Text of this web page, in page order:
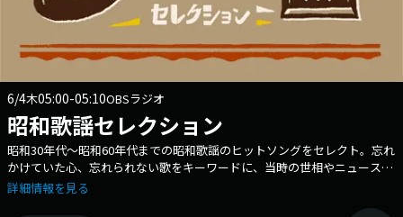
6/4木05:00-05:10OBSラジオ
昭和歌謡セレクション
昭和30年代～昭和60年代までの昭和歌謡のヒットソングをセレクト。忘れ
かけていた心、忘れられない歌をキーワードに、当時の世相やニュースも
交えて構成します。
詳細情報を見る